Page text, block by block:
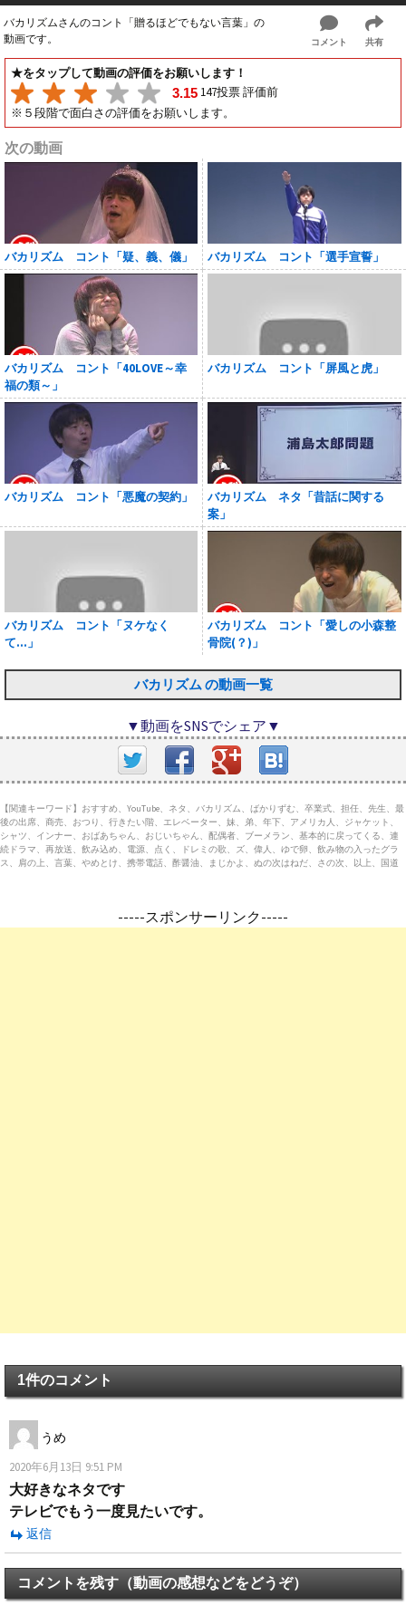
バカリズムさんのコント「贈るほどでもない言葉」の
動画です。
コメント 共有
★をタップして動画の評価をお願いします！
3.15 147投票 評価前
※５段階で面白さの評価をお願いします。
次の動画
バカリズム コント「疑、義、儀」 バカリズム コント「選手宣誓」
バカリズム コント「40LOVE～幸
福の類～」
バカリズム コント「屏風と虎」
バカリズム コント「悪魔の契約」
バカリズム ネタ「昔話に関する
案」
バカリズム コント「ヌケなく
て…」
バカリズム コント「愛しの小森整
骨院(？)」
バカリズム の動画一覧
▼動画をSNSでシェア▼
【関連キーワード】おすすめ、YouTube、ネタ、バカリズム、ばかりずむ、卒業式、担任、先生、最
後の出席、商売、おつり、行きたい階、エレベーター、妹、弟、年下、アメリカ人、ジャケット、
シャツ、インナー、おばあちゃん、おじいちゃん、配偶者、ブーメラン、基本的に戻ってくる、連
続ドラマ、再放送、飲み込め、電源、点く、ドレミの歌、ズ、偉人、ゆで卵、飲み物の入ったグラ
ス、肩の上、言葉、やめとけ、携帯電話、酢醤油、まじかよ、ぬの次はねだ、さの次、以上、国道
-----スポンサーリンク-----
1件のコメント
うめ
2020年6月13日 9:51 PM
大好きなネタです
テレビでもう一度見たいです。
返信
コメントを残す（動画の感想などをどうぞ）